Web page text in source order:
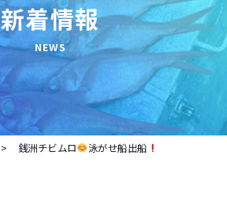
新着情報
銭洲チビムロ 泳がせ船出船